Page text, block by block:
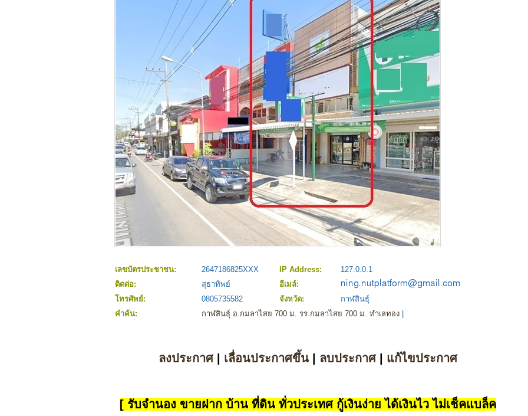
เลขบัตรประชาชน: 2647186825XXX IP Address:
127.0.0.1
ติดต่อ:
สุธาทิพย์
อีเมล์:
โทรศัพย์:
0805735582 จังหวัด:
กาฬสินธุ์
คำค้น:
กาฬสินธุ์ อ.กมลาไสย 700 ม. รร.กมลาไสย 700 ม. ทำเลทอง
ลงประกาศ| เลื่อนประกาศขึ้น| ลบประกาศ| แก้ไขประกาศ
[ รับจำนอง ขายฝาก บ้าน ที่ดิน ทั่วประเทศ กู้เงินง่าย ได้เงินไว ไม่เช็คแบล็ค